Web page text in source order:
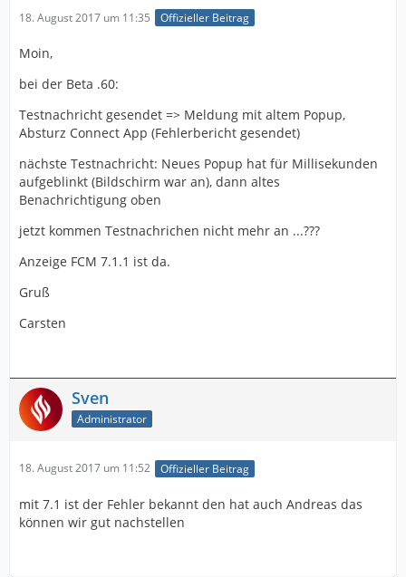
18. August 2017 um 11:35 Offizieller Beitrag
Moin,
bei der Beta .60:
Testnachricht gesendet => Meldung mit altem Popup,
Absturz Connect App (Fehlerbericht gesendet)
nächste Testnachricht: Neues Popup hat für Millisekunden
aufgeblinkt (Bildschirm war an), dann altes
Benachrichtigung oben
jetzt kommen Testnachrichen nicht mehr an ...???
Anzeige FCM 7.1.1 ist da.
Gruß
Carsten
Sven
Administrator
18. August 2017 um 11:52 Offizieller Beitrag
mit 7.1 ist der Fehler bekannt den hat auch Andreas das
können wir gut nachstellen